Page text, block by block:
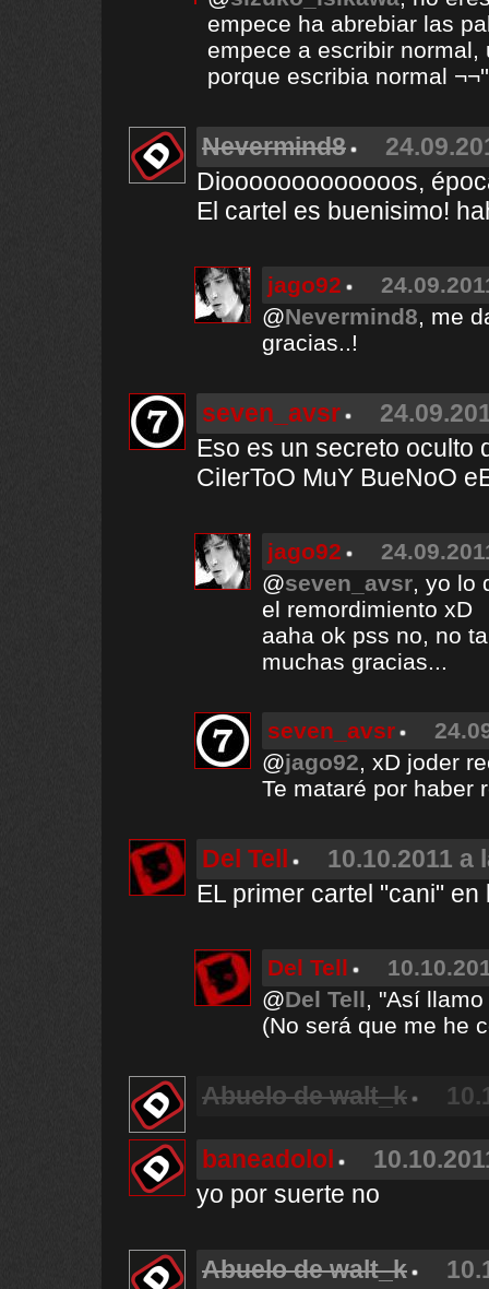
empece ha abrebiar las
empece a escribir
porque escribia normal ¬¬''
Nevermind8
Diooooooooooooos,
El cartel es buenisimo!
jago92
@Nevermind8, me
gracias..!
seven_avsr
Eso es un secreto oculto
CiIerToO MuY BueNoO
jago92
@seven_avsr, yo lo
el remordimiento xD
aaha ok pss no, no
muchas gracias...
seven_avsr
@jago92, xD joder
Te mataré por haber
Del Tell
10.10.2011 a
EL primer cartel "cani"
Del Tell
@Del Tell, "Así
(No será que me he
Abuelo de walt_k
baneadolol
yo por suerte no
Abuelo de walt_k